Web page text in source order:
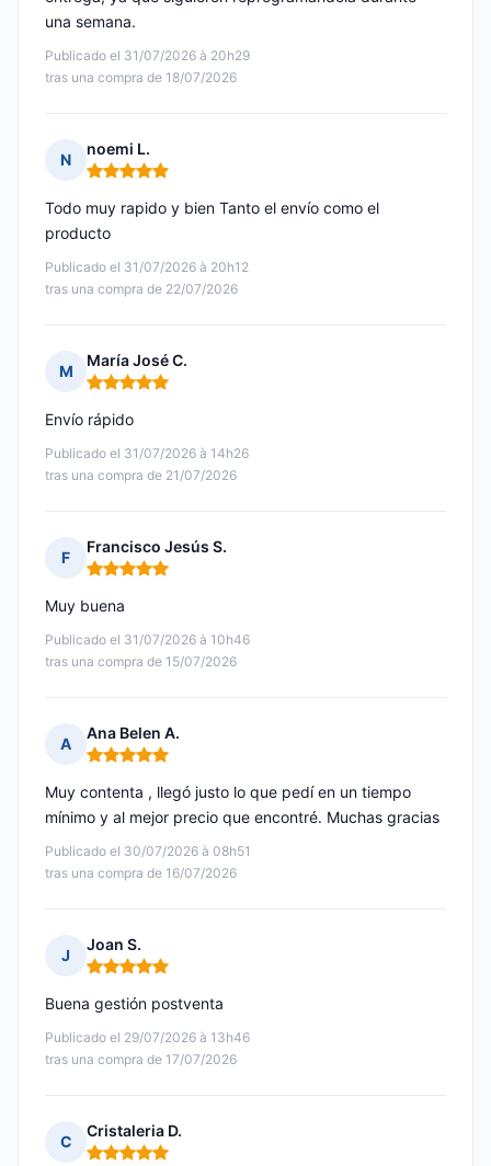
Publicado el 31/07/2026 à 20h29
tras una compra de 18/07/2026
una semana.
N
noemi L.
Nota: 5 de 5
Publicado el 31/07/2026 à 20h12
tras una compra de 22/07/2026
Todo muy rapido y bien Tanto el envío como el
producto
M
María José C.
Nota: 5 de 5
Publicado el 31/07/2026 à 14h26
tras una compra de 21/07/2026
Envío rápido
F
Francisco Jesús S.
Nota: 5 de 5
Publicado el 31/07/2026 à 10h46
tras una compra de 15/07/2026
Muy buena
A
Ana Belen A.
Nota: 5 de 5
Publicado el 30/07/2026 à 08h51
tras una compra de 16/07/2026
Muy contenta , llegó justo lo que pedí en un tiempo
mínimo y al mejor precio que encontré. Muchas gracias
J
Joan S.
Nota: 5 de 5
Publicado el 29/07/2026 à 13h46
tras una compra de 17/07/2026
Buena gestión postventa
C
Cristaleria D.
Nota: 5 de 5